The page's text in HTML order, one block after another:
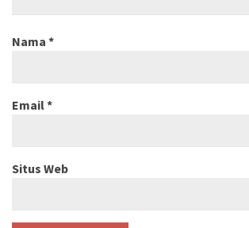
Nama *
Email*
Situs Web